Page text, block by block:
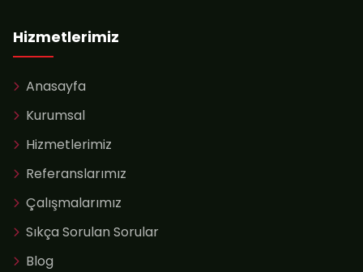
Hizmetlerimiz
Anasayfa
Kurumsal
Hizmetlerimiz
Referanslarımız
Çalışmalarımız
Sıkça Sorulan Sorular
Blog